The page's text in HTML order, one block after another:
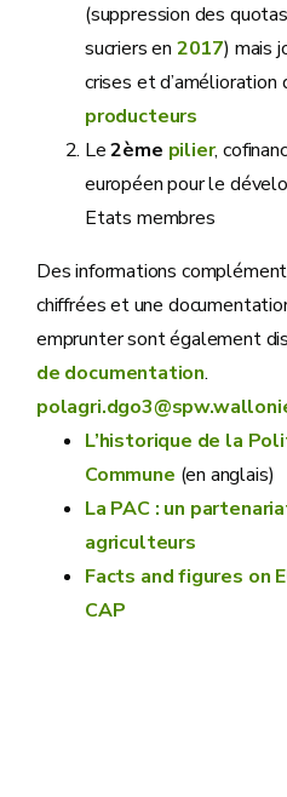
(suppression des
sucriers en 2017) mais
crises et
producteurs
Le2ème pilier,
européen pour le
Etats membres
Des informations
chiffrées et une
emprunter sont également
de documentation.
L’historique de la
Commune (en anglais)
La PAC : un
agriculteurs
Facts and figures on
CAP